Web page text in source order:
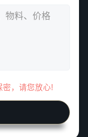
密，请您放心!